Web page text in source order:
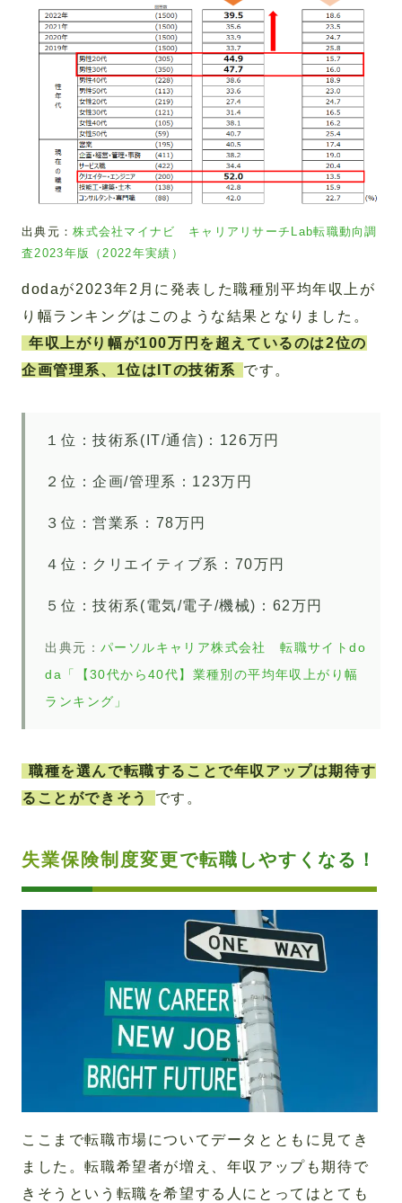
出典元：株式会社マイナビ キャリアリサーチLab転職動向調
査2023年版（2022年実績）
dodaが2023年2月に発表した職種別平均年収上が
り幅ランキングはこのような結果となりました。
年収上がり幅が100万円を超えているのは2位の
企画管理系、1位はITの技術系
です。
１位：技術系(IT/通信)：126万円
２位：企画/管理系：123万円
３位：営業系：78万円
４位：クリエイティブ系：70万円
５位：技術系(電気/電子/機械)：62万円
出典元： パーソルキャリア株式会社 転職サイトdo
da「【30代から40代】業種別の平均年収上がり幅
ランキング」
職種を選んで転職することで年収アップは期待す
ることができそう
です。
失業保険制度変更で転職しやすくなる！
ここまで転職市場についてデータとともに見てき
ました。転職希望者が増え、年収アップも期待で
きそうという転職を希望する人にとってはとても